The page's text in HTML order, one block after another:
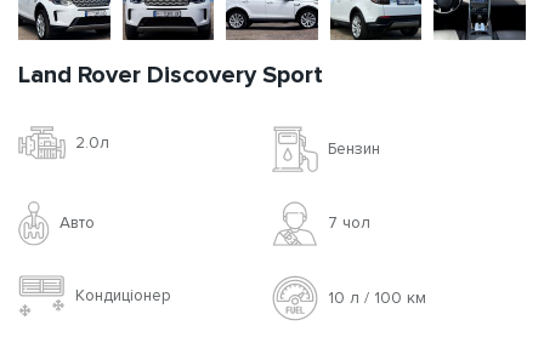
Land Rover Discovery Sport
2.0л Бензин
Авто 7 чoл
Кондиціонер 10 л / 100 км